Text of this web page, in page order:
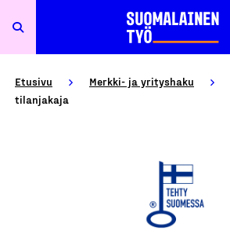
Etusivu Merkki- ja yrityshaku
tilanjakaja